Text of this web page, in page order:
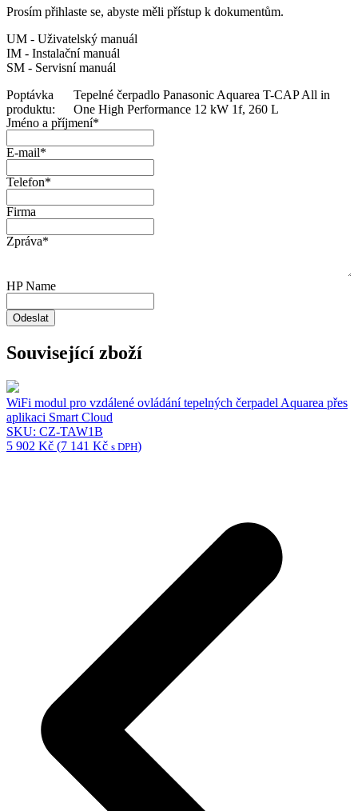
Prosím přihlaste se, abyste měli přístup k dokumentům.
UM - Uživatelský manuál
IM - Instalační manuál
SM - Servisní manuál
Poptávka
produktu:
Tepelné čerpadlo Panasonic Aquarea T-CAP All in
One High Performance 12 kW 1f, 260 L
Jméno a příjmení*
E-mail*
Telefon*
Firma
Zpráva*
HP Name
Odeslat
Související zboží
WiFi modul pro vzdálené ovládání tepelných čerpadel Aquarea přes
aplikaci Smart Cloud
SKU: CZ-TAW1B
5 902 Kč (7 141 Kč s DPH)